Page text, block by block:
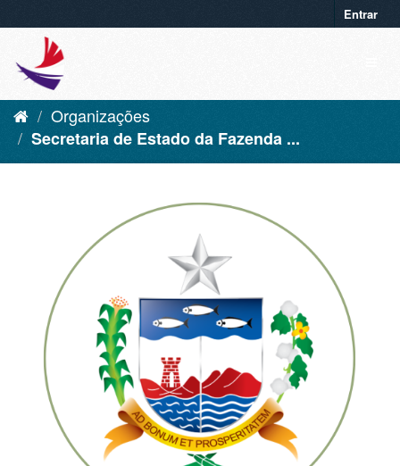
Entrar
Organizações
Secretaria de Estado da Fazenda ...